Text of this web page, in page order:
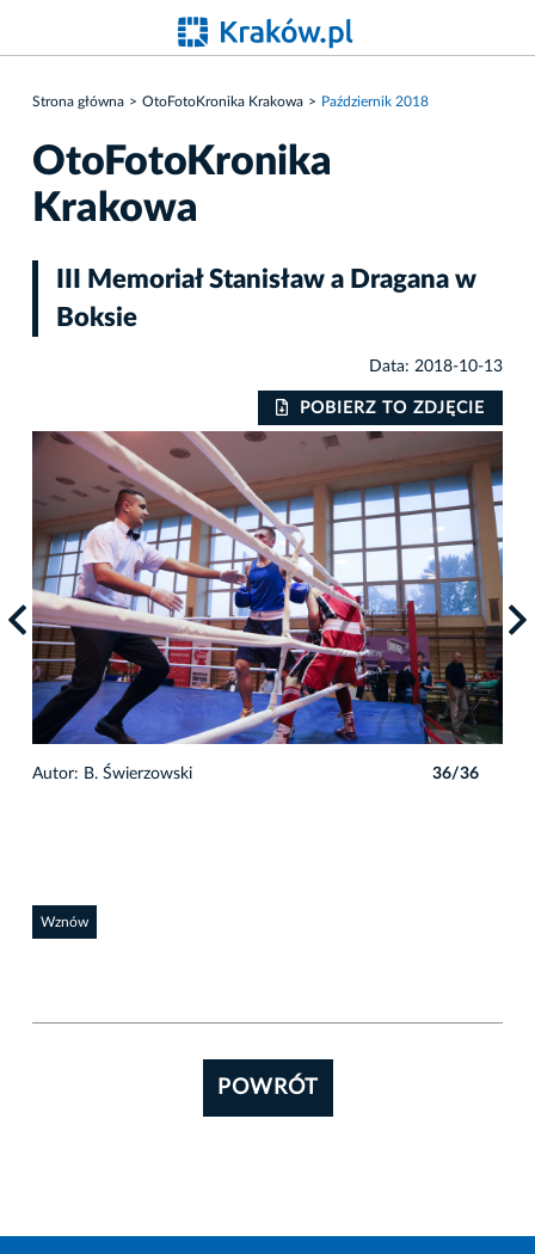
Strona główna OtoFotoKronika Krakowa Październik 2018
OtoFotoKronika
Krakowa
III Memoriał Stanisław a Dragana w
Boksie
Data: 2018-10-13
POBIERZ TO ZDJĘCIE
Autor: B. Świerzowski 36/36
Wznów
POWRÓT